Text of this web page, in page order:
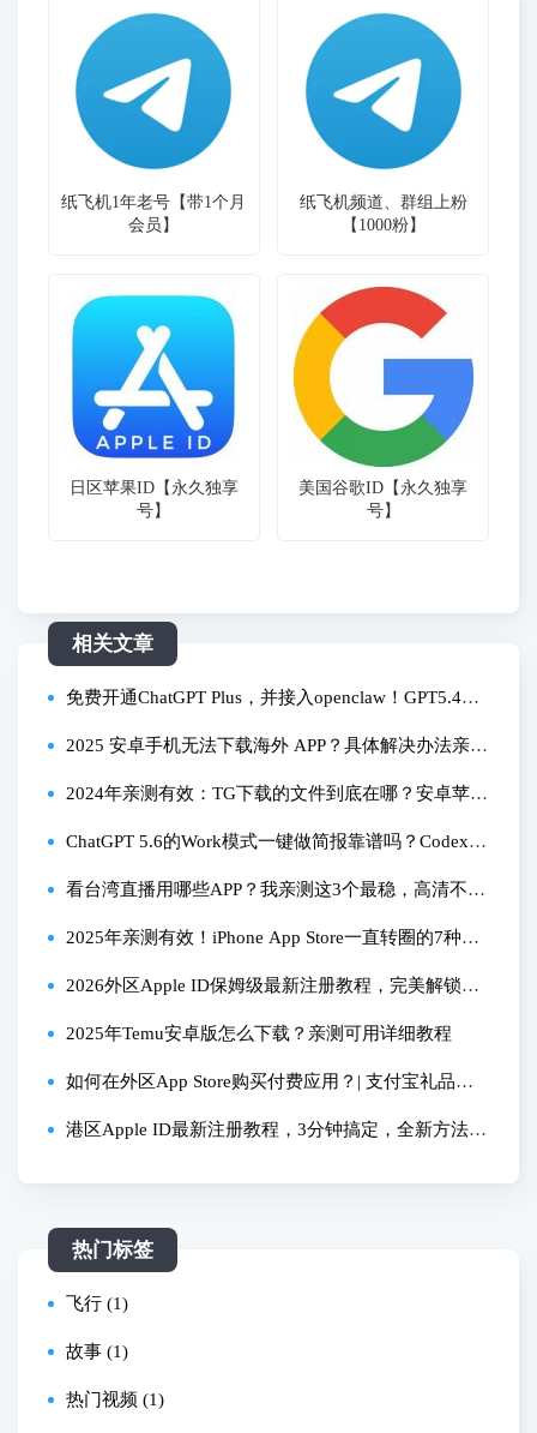
纸飞机1年老号【带1个月
会员】
纸飞机频道、群组上粉
【1000粉】
日区苹果ID【永久独享
号】
美国谷歌ID【永久独享
号】
相关文章
免费开通ChatGPT Plus，并接入openclaw！GPT5.4有
哪些功能提升？最合适什么人群？
2025 安卓手机无法下载海外 APP？具体解决办法亲测
有效！
2024年亲测有效：TG下载的文件到底在哪？安卓苹果
全教程+常见问题解答
ChatGPT 5.6的Work模式一键做简报靠谱吗？Codex自
动写代码我试了
看台湾直播用哪些APP？我亲测这3个最稳，高清不卡
还免费
2025年亲测有效！iPhone App Store一直转圈的7种解
决全流程，详细教程
2026外区Apple ID保姆级最新注册教程，完美解锁Ch
at GPT YouTube TIKTOK.。新手小白暂停视频照着操
作，完美解锁！
2025年Temu安卓版怎么下载？亲测可用详细教程
如何在外区App Store购买付费应用？| 支付宝礼品卡|
苹果礼品卡余额 | 无需绑定银行卡
港区Apple ID最新注册教程，3分钟搞定，全新方法！
Apple ID注册方法二】
热门标签
飞行 (1)
故事 (1)
热门视频 (1)